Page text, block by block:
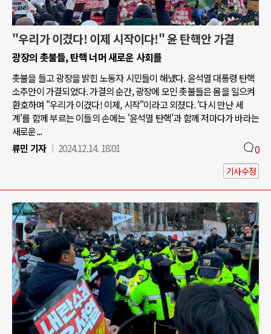
"우리가 이겼다! 이제 시작이다!" 윤 탄핵안 가결
광장의 촛불들, 탄핵 너머 새로운 사회를
촛불을 들고 광장을 밝힌 노동자 시민들이 해냈다. 윤석열 대통령 탄핵
소추안이 가결되었다. 가결의 순간, 광장에 모인 촛불들은 몸을 일으켜
환호하며 "우리가 이겼다! 이제, 시작"이라고 외쳤다. '다시 만난 세
계'를 함께 부르는 이들의 손에는 '윤석열 탄핵'과 함께 저마다가 바라는
새로운...
류민 기자
2024.12.14. 18:01 0
기사수정